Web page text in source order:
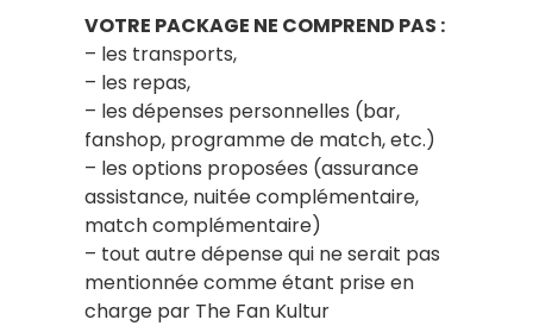
VOTRE PACKAGE NE COMPREND PAS :
– les transports,
– les repas,
– les dépenses personnelles (bar,
fanshop, programme de match, etc.)
– les options proposées (assurance
assistance, nuitée complémentaire,
match complémentaire)
– tout autre dépense qui ne serait pas
mentionnée comme étant prise en
charge par The Fan Kultur